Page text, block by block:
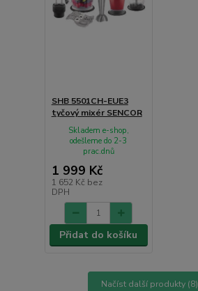
SHB 5501CH-EUE3
tyčový mixér SENCOR
1 999 Kč
1 652 Kč bez
DPH
Skladem e-shop,
odešleme do 2-3
prac.dnů
Přidat do košíku
Načíst další produkty (8)